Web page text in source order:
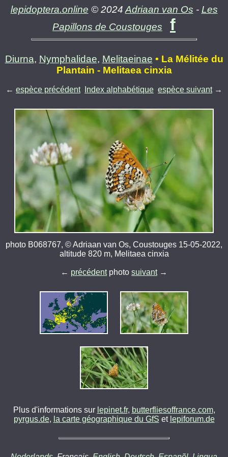
lepidoptera.online © 2024 Adriaan van Os - Les
Papillons de Coustouges
f
Diurna, Nymphalidae, Melitaeinae • La Mélitée du
Plantain - Melitaea cinxia
← espèce précédent Index alphabétique espèce suivant→
photo B068767, © Adriaan van Os, Coustouges 15-05-2022,
altitude 820 m, Melitaea cinxia
← précédentphoto suivant→
Plus d'informations sur lepinet.fr, butterfliesoffrance.com,
pyrgus.de, la carte géographique du GfS et lepiforum.de